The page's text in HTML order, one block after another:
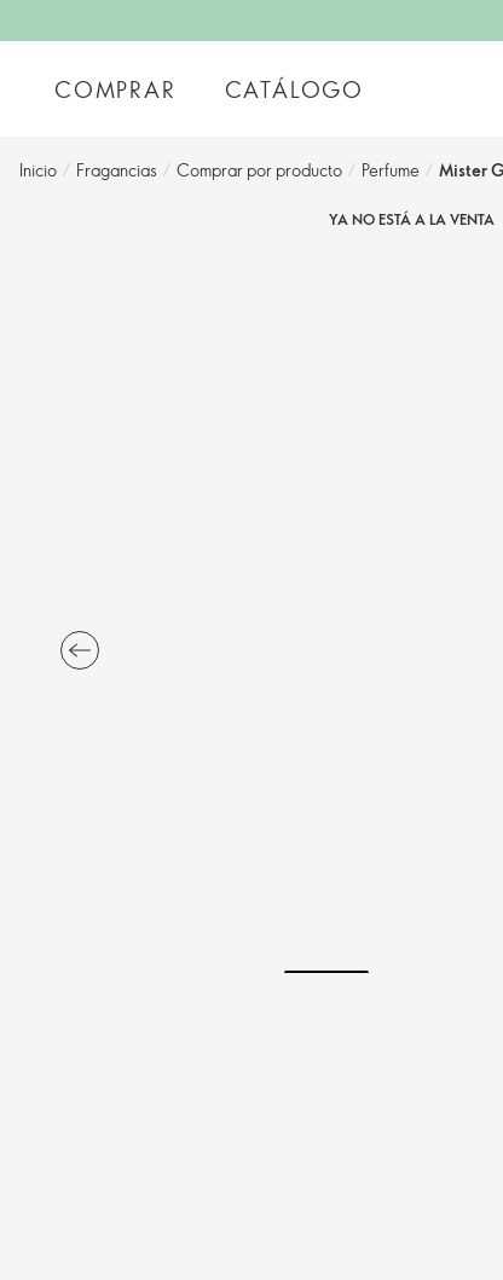
COMPRAR CATÁLOGO
Inicio / Fragancias / Comprar por producto / Perfume / Mister
YA NO ESTÁ A LA VENTA